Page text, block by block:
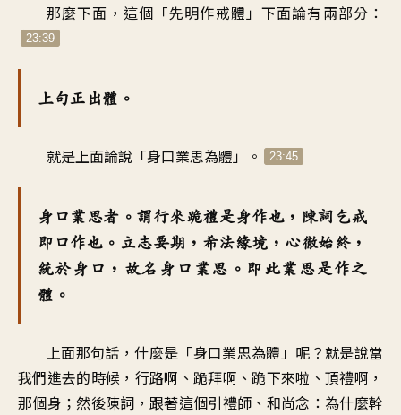
那麼下面，這個「先明作戒體」下面論有兩部分：
23:39
上句正出體。
就是上面論說「身口業思為體」。 23:45
身口業思者。謂行來跪禮是身作也，陳詞乞戒
即口作也。立志要期，希法緣境，心徹始終，
統於身口，故名身口業思。即此業思是作之
體。
上面那句話，什麼是「身口業思為體」呢？就是說當
我們進去的時候，行路啊、跪拜啊、跪下來啦、頂禮啊，
那個身；然後陳詞，跟著這個引禮師、和尚念：為什麼幹